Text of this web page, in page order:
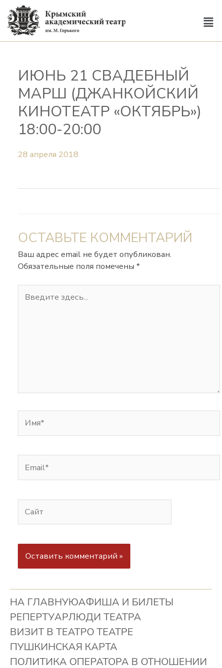
ИЮНЬ 21 СВАДЕБНЫЙ
МАРШ (ДЖАНКОЙСКИЙ
КИНОТЕАТР «ОКТЯБРЬ»)
18:00-20:00
28 апреля 2018
ОСТАВЬТЕ КОММЕНТАРИЙ
Ваш адрес email не будет опубликован.
Обязательные поля помечены*
НА ГЛАВНУЮАФИША И БИЛЕТЫ
РЕПЕРТУАРЛЮДИ ТЕАТРА
ВИЗИТ В ТЕАТРО ТЕАТРЕ
ПУШКИНСКАЯ КАРТА
ПОЛИТИКА ОПЕРАТОРА В ОТНОШЕНИИ